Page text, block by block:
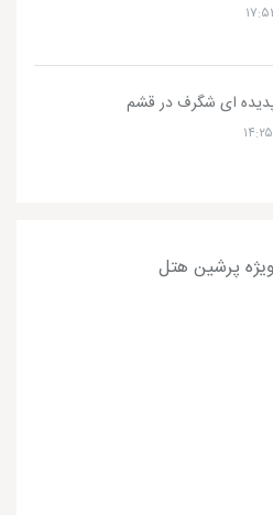
ای شگرف در قشم
پرشین هتل